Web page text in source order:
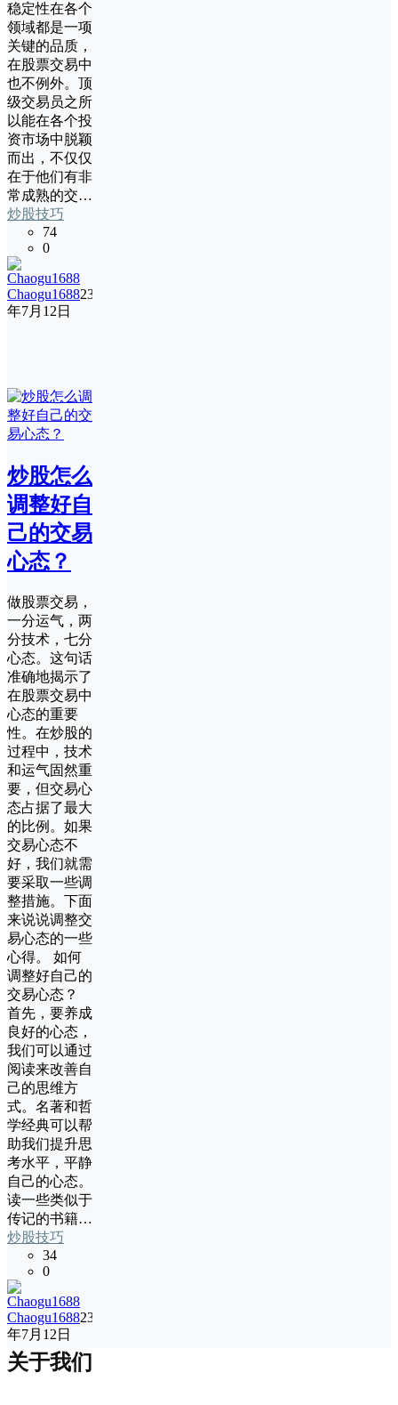
稳定性在各个
领域都是一项
关键的品质，
在股票交易中
也不例外。顶
级交易员之所
以能在各个投
资市场中脱颖
而出，不仅仅
在于他们有非
常成熟的交…
炒股技巧
74
0
Chaogu168823
年7月12日
炒股怎么
调整好自
己的交易
心态？
做股票交易，
一分运气，两
分技术，七分
心态。这句话
准确地揭示了
在股票交易中
心态的重要
性。在炒股的
过程中，技术
和运气固然重
要，但交易心
态占据了最大
的比例。如果
交易心态不
好，我们就需
要采取一些调
整措施。下面
来说说调整交
易心态的一些
心得。 如何
调整好自己的
交易心态？
首先，要养成
良好的心态，
我们可以通过
阅读来改善自
己的思维方
式。名著和哲
学经典可以帮
助我们提升思
考水平，平静
自己的心态。
读一些类似于
传记的书籍…
炒股技巧
34
0
Chaogu168823
年7月12日
关于我们